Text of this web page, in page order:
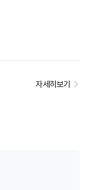
자세히보기